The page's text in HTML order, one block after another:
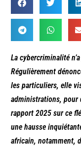
La cybercriminalité
Régulièrement
les particuliers, elle
administrations, pour
rapport 2025 sur ce
une hausse
africain, notamment,